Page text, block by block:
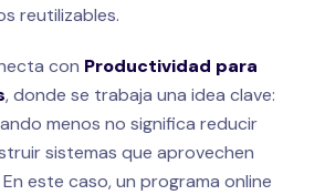
reutilizables.
con Productividad para
, donde se trabaja una idea clave:
menos no significa reducir
sistemas que aprovechen
este caso, un programa online